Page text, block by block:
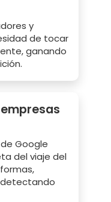
y
de tocar
ganando
Google
del viaje del